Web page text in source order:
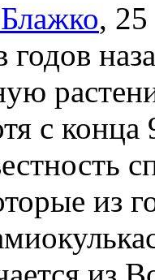
,
годов
с
из